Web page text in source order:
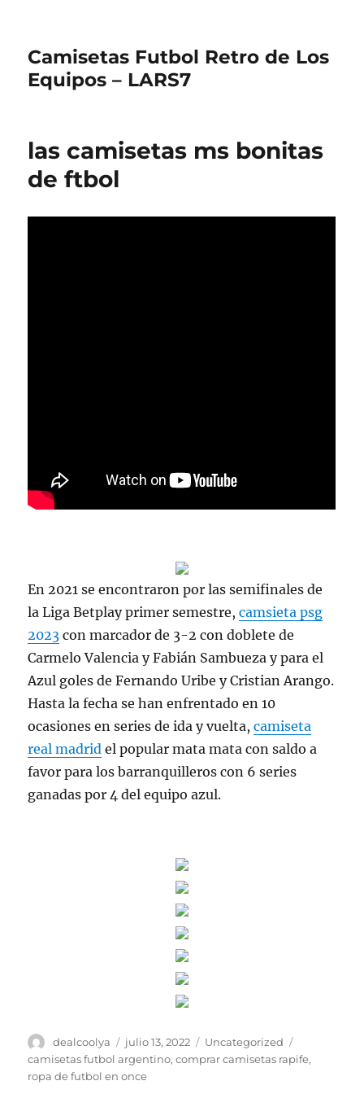
Camisetas Futbol Retro de Los
Equipos – LARS7
las camisetas ms bonitas
de ftbol
En 2021 se encontraron por las semifinales de
la Liga Betplay primer semestre,camsieta psg
2023 con marcador de 3-2 con doblete de
Carmelo Valencia y Fabián Sambueza y para el
Azul goles de Fernando Uribe y Cristian Arango.
Hasta la fecha se han enfrentado en 10
ocasiones en series de ida y vuelta,camiseta
real madrid el popular mata mata con saldo a
favor para los barranquilleros con 6 series
ganadas por 4 del equipo azul.
Autor
dealcoolya
Publicado
el
julio 13, 2022 Categorías
Uncategorized
camisetas futbol argentino,comprar camisetas rapife,
ropa de futbol en once